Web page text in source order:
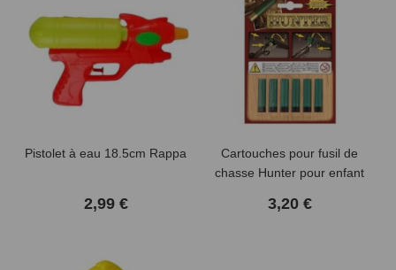
Pistolet à eau 18.5cm Rappa
2,99 €
Cartouches pour fusil de
chasse Hunter pour enfant
3,20 €